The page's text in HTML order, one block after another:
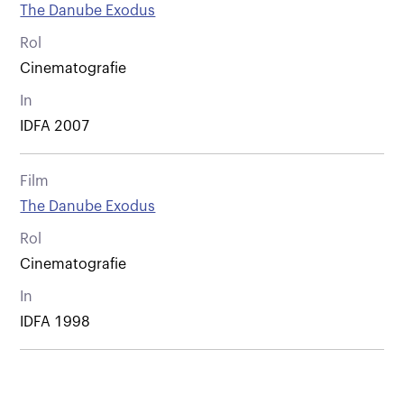
The Danube Exodus
Rol
Cinematografie
In
IDFA 2007
Film
The Danube Exodus
Rol
Cinematografie
In
IDFA 1998